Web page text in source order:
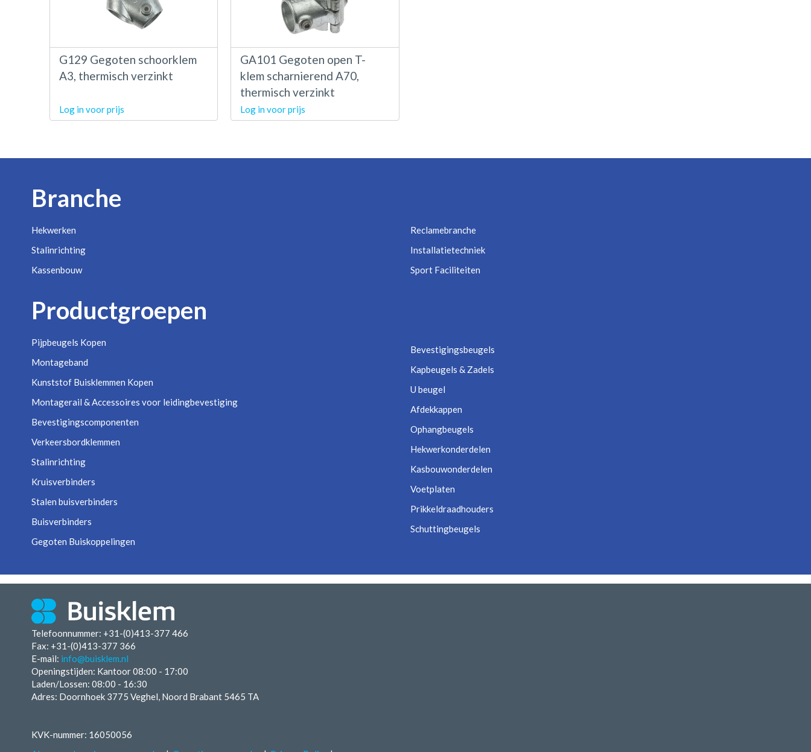
G129 Gegoten schoorklem
A3, thermisch verzinkt
Log in voor prijs
GA101 Gegoten open T-
klem scharnierend A70,
thermisch verzinkt
Log in voor prijs
Branche
Hekwerken
Stalinrichting
Kassenbouw
Reclamebranche
Installatietechniek
Sport Faciliteiten
Productgroepen
Pijpbeugels Kopen
Montageband
Kunststof Buisklemmen Kopen
Montagerail & Accessoires voor leidingbevestiging
Bevestigingscomponenten
Verkeersbordklemmen
Stalinrichting
Kruisverbinders
Stalen buisverbinders
Buisverbinders
Gegoten Buiskoppelingen
Bevestigingsbeugels
Kapbeugels & Zadels
U beugel
Afdekkappen
Ophangbeugels
Hekwerkonderdelen
Kasbouwonderdelen
Voetplaten
Prikkeldraadhouders
Schuttingbeugels
Telefoonnummer: +31-(0)413-377 466
Fax: +31-(0)413-377 366
E-mail: info@buisklem.nl
Openingstijden: Kantoor 08:00 - 17:00
Laden/Lossen: 08:00 - 16:30
Adres: Doornhoek 3775 Veghel, Noord Brabant 5465 TA
KVK-nummer: 16050056